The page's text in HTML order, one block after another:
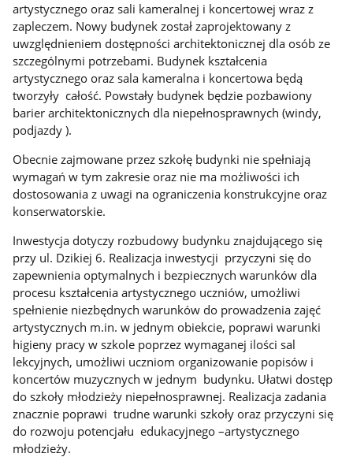
artystycznego oraz sali kameralnej i koncertowej wraz z
zapleczem. Nowy budynek został zaprojektowany z
uwzględnieniem dostępności architektonicznej dla osób ze
szczególnymi potrzebami. Budynek kształcenia
artystycznego oraz sala kameralna i koncertowa będą
tworzyły całość. Powstały budynek będzie pozbawiony
barier architektonicznych dla niepełnosprawnych (windy,
podjazdy ).
Obecnie zajmowane przez szkołę budynki nie spełniają
wymagań w tym zakresie oraz nie ma możliwości ich
dostosowania z uwagi na ograniczenia konstrukcyjne oraz
konserwatorskie.
Inwestycja dotyczy rozbudowy budynku znajdującego się
przy ul. Dzikiej 6. Realizacja inwestycji przyczyni się do
zapewnienia optymalnych i bezpiecznych warunków dla
procesu kształcenia artystycznego uczniów, umożliwi
spełnienie niezbędnych warunków do prowadzenia zajęć
artystycznych m.in. w jednym obiekcie, poprawi warunki
higieny pracy w szkole poprzez wymaganej ilości sal
lekcyjnych, umożliwi uczniom organizowanie popisów i
koncertów muzycznych w jednym budynku. Ułatwi dostęp
do szkoły młodzieży niepełnosprawnej. Realizacja zadania
znacznie poprawi trudne warunki szkoły oraz przyczyni się
do rozwoju potencjału edukacyjnego –artystycznego
młodzieży.